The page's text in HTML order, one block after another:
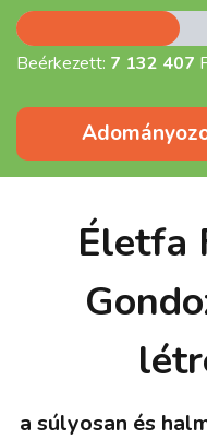
Beérkezett: 7 132 407
Életfa
a súlyosan és